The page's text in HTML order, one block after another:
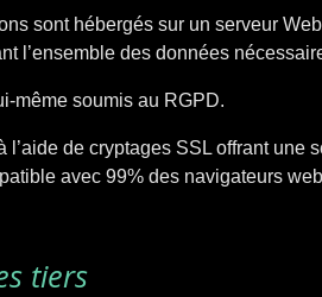
sont hébergés sur un serveur
l’ensemble des données
même soumis au RGPD.
de cryptages SSL offrant une
avec 99% des navigateurs
tiers